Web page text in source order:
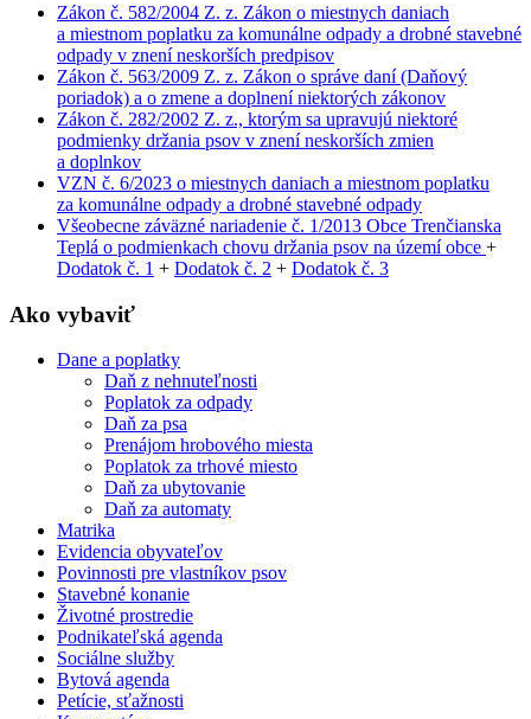
Zákon č. 582/2004 Z. z. Zákon o miestnych daniach
a miestnom poplatku za komunálne odpady a drobné stavebné
odpady v znení neskorších predpisov
Zákon č. 563/2009 Z. z. Zákon o správe daní (Daňový
poriadok) a o zmene a doplnení niektorých zákonov
Zákon č. 282/2002 Z. z., ktorým sa upravujú niektoré
podmienky držania psov v znení neskorších zmien
a doplnkov
VZN č. 6/2023 o miestnych daniach a miestnom poplatku
za komunálne odpady a drobné stavebné odpady
Všeobecne záväzné nariadenie č. 1/2013 Obce Trenčianska
Teplá o podmienkach chovu držania psov na území obce +
Dodatok č. 1 + Dodatok č. 2 + Dodatok č. 3
Ako vybaviť
Dane a poplatky
Daň z nehnuteľnosti
Poplatok za odpady
Daň za psa
Prenájom hrobového miesta
Poplatok za trhové miesto
Daň za ubytovanie
Daň za automaty
Matrika
Evidencia obyvateľov
Povinnosti pre vlastníkov psov
Stavebné konanie
Životné prostredie
Podnikateľská agenda
Sociálne služby
Bytová agenda
Petície, sťažnosti